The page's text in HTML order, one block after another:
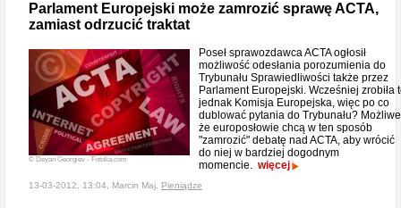
Parlament Europejski może zamrozić sprawę ACTA,
zamiast odrzucić traktat
© Deyan Georgiev - Fotolia.com
Poseł sprawozdawca ACTA ogłosił
możliwość odesłania porozumienia do
Trybunału Sprawiedliwości także przez
Parlament Europejski. Wcześniej zrobiła
jednak Komisja Europejska, więc po co
dublować pytania do Trybunału?
że europosłowie chcą w ten sposób
"zamrozić" debatę nad ACTA, aby wrócić
do niej w bardziej dogodnym
momencie. więcej
13-03-2012, 13:04, Marcin Maj, Pieniądze